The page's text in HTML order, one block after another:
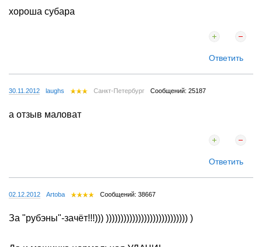
хороша субара
Ответить
30.11.2012 laughs Санкт-Петербург Сообщений: 25187
а отзыв маловат
Ответить
02.12.2012 Artoba Сообщений: 38667
За "рубэны"-зачёт!!!))) )))))))))))))))))))))))))))) )